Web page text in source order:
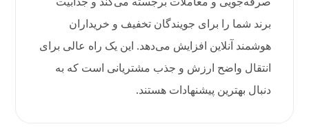
برند شما را برای جویندگان تخفیف و خریداران
هوشمند آنلاین افزایش می‌دهد. این یک راه عالی برای
انتقال واضح ارزش و جذب مشتریانی است که به
دنبال بهترین پیشنهادات هستند.